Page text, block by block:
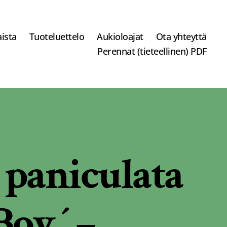
Tuoteluettelo Aukioloajat
Ota yhteyttä
Perennat (tieteellinen) PDF